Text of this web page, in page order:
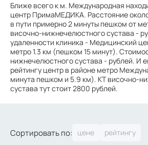
Ближе всего к м. Международная
центр ПримаМЕДИКА. Расстояние
в пути примерно 2 минуты пешком от
височно-нижнечелюстного сустава -
удаленности клиника - Медицинский
метро 1.3 км (пешком 15 минут).
нижнечелюстного сустава - рублей. И
рейтингу центр в районе метро
минута пешком и 5.9 км). КТ височно-
сустава тут стоит 2800 рублей.
Сортировать по: